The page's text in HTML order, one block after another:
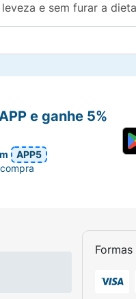
e sem furar a
forma integrada.
ou restrições à
momentos de lazer.
e ganhe 5%
APP5